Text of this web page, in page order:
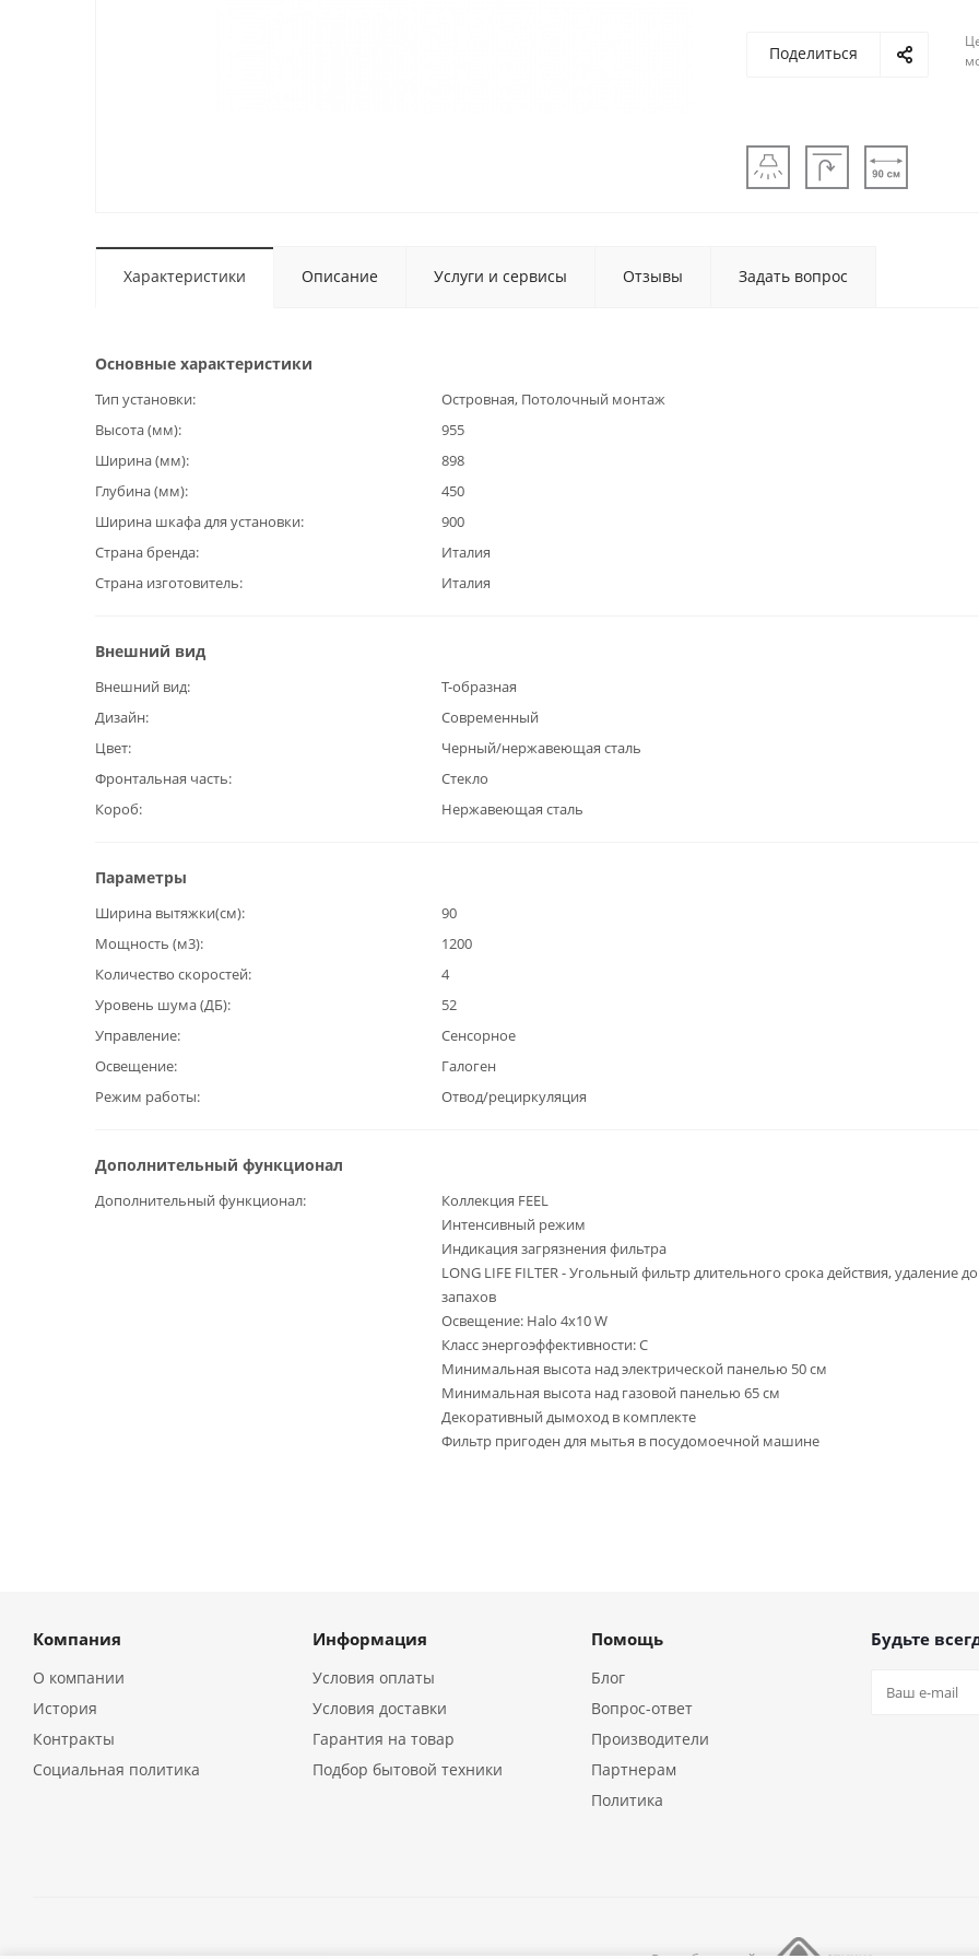
Поделиться
Характеристики Описание Услуги и сервисы Отзывы Задать вопрос
Основные характеристики
Тип установки
Островная, Потолочный монтаж
Высота (мм)
955
Ширина (мм)
898
Глубина (мм)
450
Ширина шкафа для установки
900
Страна бренда
Италия
Страна изготовитель
Италия
Внешний вид
Внешний вид
Т-образная
Дизайн
Современный
Цвет
Черный/нержавеющая сталь
Фронтальная часть
Стекло
Короб
Нержавеющая сталь
Параметры
Ширина вытяжки(см)
90
Мощность (м3)
1200
Количество скоростей
4
Уровень шума (ДБ)
52
Управление
Сенсорное
Освещение
Галоген
Режим работы
Отвод/рециркуляция
Дополнительный функционал
Дополнительный функционал
Коллекция FEEL
Интенсивный режим
Индикация загрязнения фильтра
LONG LIFE FILTER - Угольный фильтр длительного срока действия, удаление
запахов
Освещение: Halo 4x10 W
Класс энергоэффективности: C
Минимальная высота над электрической панелью 50 см
Минимальная высота над газовой панелью 65 см
Декоративный дымоход в комплекте
Фильтр пригоден для мытья в посудомоечной машине
Компания
О компании
История
Контракты
Социальная политика
Информация
Условия оплаты
Условия доставки
Гарантия на товар
Подбор бытовой техники
Помощь
Блог
Вопрос-ответ
Производители
Партнерам
Политика
Будьте